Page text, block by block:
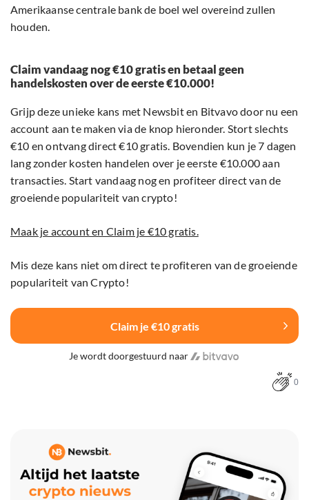
Amerikaanse centrale bank de boel wel overeind zullen
houden.
Claim vandaag nog €10 gratis en betaal geen
handelskosten over de eerste €10.000!
Grijp deze unieke kans met Newsbit en Bitvavo door nu een
account aan te maken via de knop hieronder. Stort slechts
€10 en ontvang direct €10 gratis. Bovendien kun je 7 dagen
lang zonder kosten handelen over je eerste €10.000 aan
transacties. Start vandaag nog en profiteer direct van de
groeiende populariteit van crypto!
Maak je account en Claim je €10 gratis.
Mis deze kans niet om direct te profiteren van de groeiende
populariteit van Crypto!
Claim je €10 gratis
Je wordt doorgestuurd naar
0